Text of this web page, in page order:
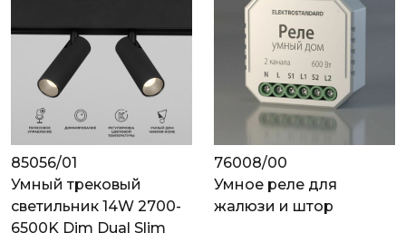
85056/01
Умный трековый
светильник 14W 2700-
6500K Dim Dual Slim
76008/00
Умное реле для
жалюзи и штор